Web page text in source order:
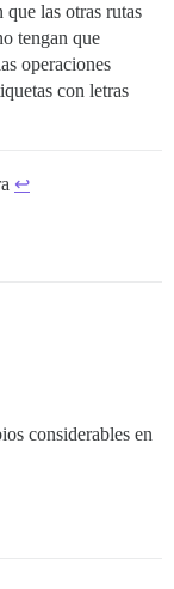
las otras rutas
tengan que
operaciones
con letras
↩︎
considerables en